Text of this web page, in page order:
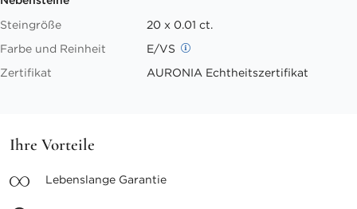
Steingröße
20 x 0.01 ct.
Farbe und Reinheit
E/VS
Zertifikat
AURONIA Echtheitszertifikat
Ihre Vorteile
Lebenslange Garantie